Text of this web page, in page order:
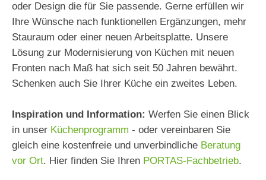
oder Design die für Sie passende. Gerne erfüllen wir
Ihre Wünsche nach funktionellen Ergänzungen, mehr
Stauraum oder einer neuen Arbeitsplatte. Unsere
Lösung zur Modernisierung von Küchen mit neuen
Fronten nach Maß hat sich seit 50 Jahren bewährt.
Schenken auch Sie Ihrer Küche ein zweites Leben.
Inspiration und Information: Werfen Sie einen Blick
in unser Küchenprogramm - oder vereinbaren Sie
gleich eine kostenfreie und unverbindliche Beratung
vor Ort. Hier finden Sie Ihren PORTAS-Fachbetrieb.